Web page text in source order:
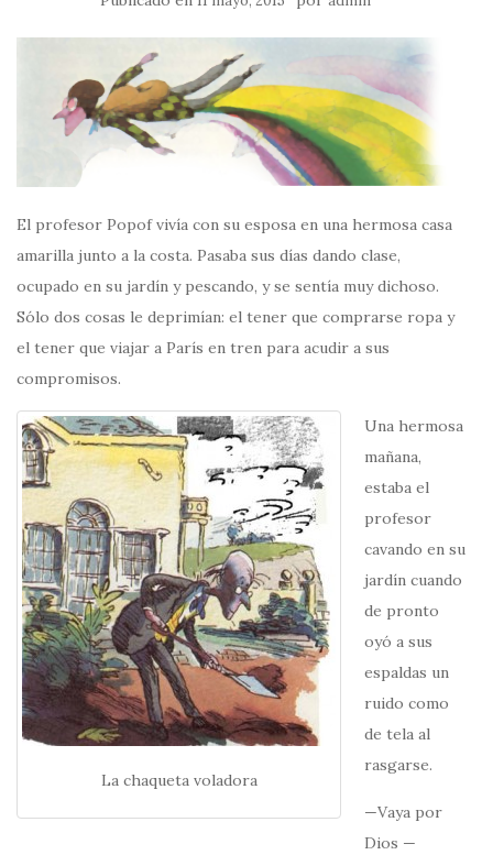
El profesor Popof vivía con su esposa en una hermosa casa
amarilla junto a la costa. Pasaba sus días dando clase,
ocupado en su jardín y pescando, y se sentía muy dichoso.
Sólo dos cosas le deprimían: el tener que comprarse ropa y
el tener que viajar a París en tren para acudir a sus
compromisos.
La chaqueta voladora
Una hermosa
mañana,
estaba el
profesor
cavando en su
jardín cuando
de pronto
oyó a sus
espaldas un
ruido como
de tela al
rasgarse.
—Vaya por
Dios —